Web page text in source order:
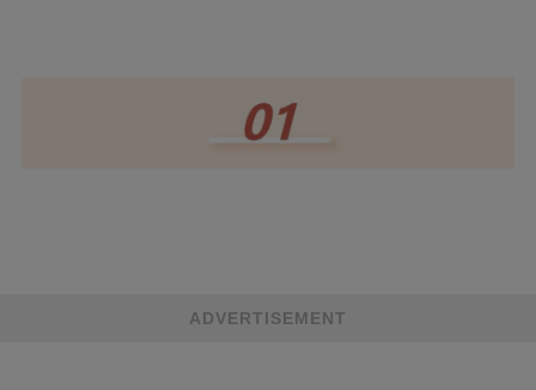
ADVERTISEMENT